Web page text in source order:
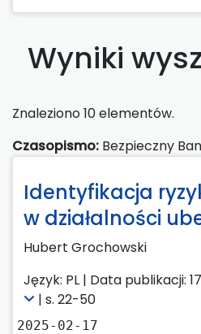
Wyniki
Znaleziono 10 elementów.
Czasopismo: Bezpieczny
Identyfikacja
w działalności
Hubert Grochowski
Język: PL | Data publikacji:
| s. 22-50
2025-02-17